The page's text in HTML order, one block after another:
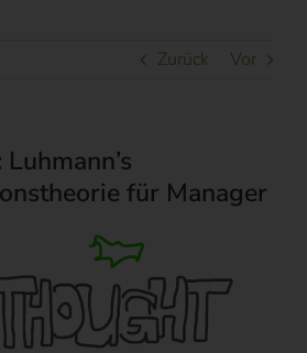
Zurück Vor
für Manager